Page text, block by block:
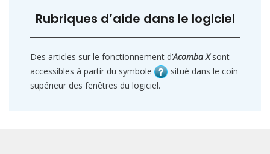
Rubriques d’aide dans le logiciel
Des articles sur le fonctionnement d’Acomba Xsont
accessibles à partir du symbole
situé dans le coin
supérieur des fenêtres du logiciel.